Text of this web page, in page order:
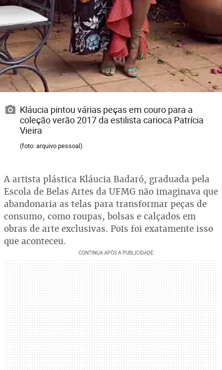
Kláucia pintou várias peças em couro para a
coleção verão 2017 da estilista carioca Patrícia
Vieira
(foto: arquivo pessoal)
A artista plástica Kláucia Badaró, graduada pela
Escola de Belas Artes da UFMG não imaginava que
abandonaria as telas para transformar peças de
consumo, como roupas, bolsas e calçados em
obras de arte exclusivas. Pois foi exatamente isso
que aconteceu.